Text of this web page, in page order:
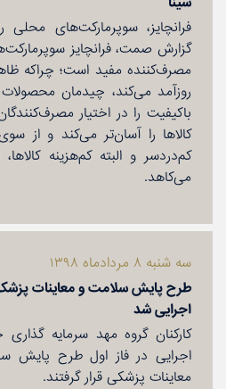
فرانچایز، سوپرماركت‌های
گزارش صمت، فرانچایز
مصرف‌كننده مفید است؛ چراكه
روزآمد می‌كند، چیدمان محصولات
باكیفیت را در اختیار
كالاها را آسان‌تر می‌كند و از
كم‌دردسر و البته كم‌هزینه
می‌كاهد.
سه شنبه ۸ مردادماه ۱۳۹۸
طرح پایش سلامت و معاینات
اجرایی شد
كاركنان گروه مهد سرمایه
اجرایی در فاز اول طرح پایش
معاینات پزشكی قرار گرفتند.